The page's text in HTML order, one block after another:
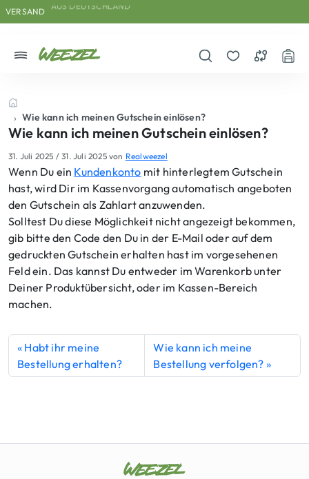
Skip to main content
Direkt zum Inhalt
Weiter zum Footer
VERSAND
AUS DEUTSCHLAND
Startseite
Wie kann ich meinen Gutschein einlösen?
Wie kann ich meinen Gutschein einlösen?
31. Juli 2025 / 31. Juli 2025von Realweezel
Wenn Du ein Kundenkonto mit hinterlegtem Gutschein
hast, wird Dir im Kassenvorgang automatisch angeboten
den Gutschein als Zahlart anzuwenden.
Solltest Du diese Möglichkeit nicht angezeigt bekommen,
gib bitte den Code den Du in der E-Mail oder auf dem
gedruckten Gutschein erhalten hast im vorgesehenen
Feld ein. Das kannst Du entweder im Warenkorb unter
Deiner Produktübersicht, oder im Kassen-Bereich
machen.
Habt ihr meine
Bestellung erhalten?
Wie kann ich meine
Bestellung verfolgen?